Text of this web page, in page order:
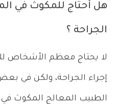
هل أحتاج للمكوث في
الجراحة ؟
لا يحتاج معظم الأشخاص
إجراء الجراحة، ولكن في
الطبيب المعالج المكوث